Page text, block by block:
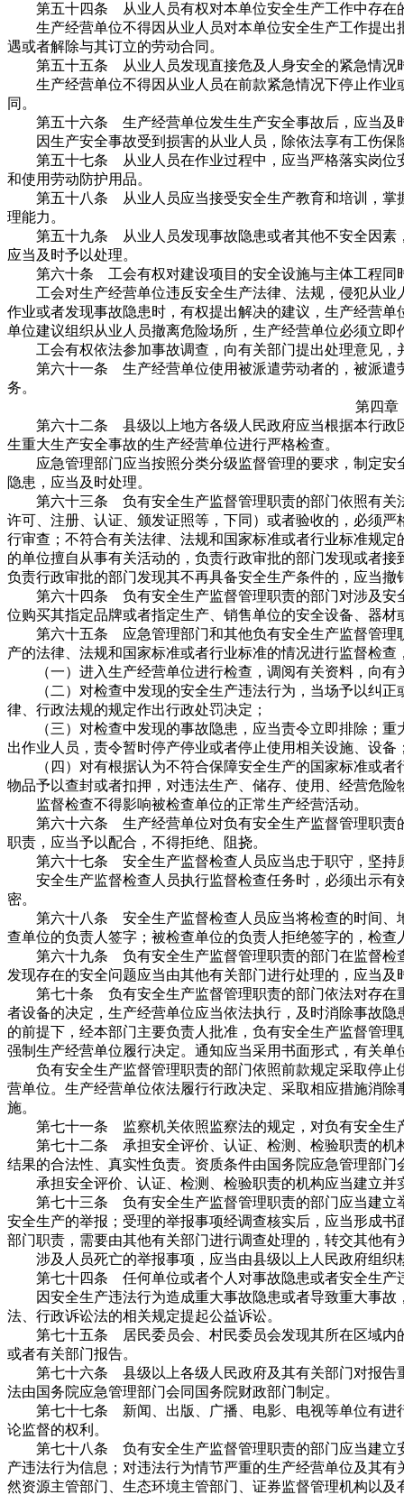
第五十四条 从业人员有权对本单位安全生产工作中存在
生产经营单位不得因从业人员对本单位安全生产工作提出
遇或者解除与其订立的劳动合同。
第五十五条 从业人员发现直接危及人身安全的紧急情况
生产经营单位不得因从业人员在前款紧急情况下停止作业
同。
第五十六条 生产经营单位发生生产安全事故后，应当及
因生产安全事故受到损害的从业人员，除依法享有工伤保
第五十七条 从业人员在作业过程中，应当严格落实岗位
和使用劳动防护用品。
第五十八条 从业人员应当接受安全生产教育和培训，掌
理能力。
第五十九条 从业人员发现事故隐患或者其他不安全因素
应当及时予以处理。
第六十条 工会有权对建设项目的安全设施与主体工程同
工会对生产经营单位违反安全生产法律、法规，侵犯从业
作业或者发现事故隐患时，有权提出解决的建议，生产经营
单位建议组织从业人员撤离危险场所，生产经营单位必须立即
工会有权依法参加事故调查，向有关部门提出处理意见，
第六十一条 生产经营单位使用被派遣劳动者的，被派遣
务。
第四
第六十二条 县级以上地方各级人民政府应当根据本行政
生重大生产安全事故的生产经营单位进行严格检查。
应急管理部门应当按照分类分级监督管理的要求，制定安
隐患，应当及时处理。
第六十三条 负有安全生产监督管理职责的部门依照有关
许可、注册、认证、颁发证照等，下同）或者验收的，必须
行审查；不符合有关法律、法规和国家标准或者行业标准规
的单位擅自从事有关活动的，负责行政审批的部门发现或者
负责行政审批的部门发现其不再具备安全生产条件的，应当撤
第六十四条 负有安全生产监督管理职责的部门对涉及安
位购买其指定品牌或者指定生产、销售单位的安全设备、器材
第六十五条 应急管理部门和其他负有安全生产监督管理
产的法律、法规和国家标准或者行业标准的情况进行监督检查
（一）进入生产经营单位进行检查，调阅有关资料，向有
（二）对检查中发现的安全生产违法行为，当场予以纠正
律、行政法规的规定作出行政处罚决定；
（三）对检查中发现的事故隐患，应当责令立即排除；重
出作业人员，责令暂时停产停业或者停止使用相关设施、设
（四）对有根据认为不符合保障安全生产的国家标准或者
物品予以查封或者扣押，对违法生产、储存、使用、经营危
监督检查不得影响被检查单位的正常生产经营活动。
第六十六条 生产经营单位对负有安全生产监督管理职责
职责，应当予以配合，不得拒绝、阻挠。
第六十七条 安全生产监督检查人员应当忠于职守，坚持
安全生产监督检查人员执行监督检查任务时，必须出示有
密。
第六十八条 安全生产监督检查人员应当将检查的时间、
查单位的负责人签字；被检查单位的负责人拒绝签字的，检
第六十九条 负有安全生产监督管理职责的部门在监督检
发现存在的安全问题应当由其他有关部门进行处理的，应当
第七十条 负有安全生产监督管理职责的部门依法对存在
者设备的决定，生产经营单位应当依法执行，及时消除事故
的前提下，经本部门主要负责人批准，负有安全生产监督管
强制生产经营单位履行决定。通知应当采用书面形式，有关单
负有安全生产监督管理职责的部门依照前款规定采取停止
营单位。生产经营单位依法履行行政决定、采取相应措施消
施。
第七十一条 监察机关依照监察法的规定，对负有安全生
第七十二条 承担安全评价、认证、检测、检验职责的机
结果的合法性、真实性负责。资质条件由国务院应急管理部门
承担安全评价、认证、检测、检验职责的机构应当建立并
第七十三条 负有安全生产监督管理职责的部门应当建立
安全生产的举报；受理的举报事项经调查核实后，应当形成
部门职责，需要由其他有关部门进行调查处理的，转交其他有
涉及人员死亡的举报事项，应当由县级以上人民政府组织
第七十四条 任何单位或者个人对事故隐患或者安全生产
因安全生产违法行为造成重大事故隐患或者导致重大事故
法、行政诉讼法的相关规定提起公益诉讼。
第七十五条 居民委员会、村民委员会发现其所在区域内
或者有关部门报告。
第七十六条 县级以上各级人民政府及其有关部门对报告
法由国务院应急管理部门会同国务院财政部门制定。
第七十七条 新闻、出版、广播、电影、电视等单位有进
论监督的权利。
第七十八条 负有安全生产监督管理职责的部门应当建立
产违法行为信息；对违法行为情节严重的生产经营单位及其
然资源主管部门、生态环境主管部门、证券监督管理机构以